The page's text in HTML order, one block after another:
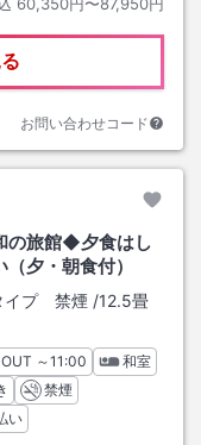
60,350円〜87,950円
お問い合わせコード
の旅館◆夕食はし
夕・朝食付）
イプ 禁煙 /12.5畳
ン チェックアウト
～11:00
和室
禁煙
い